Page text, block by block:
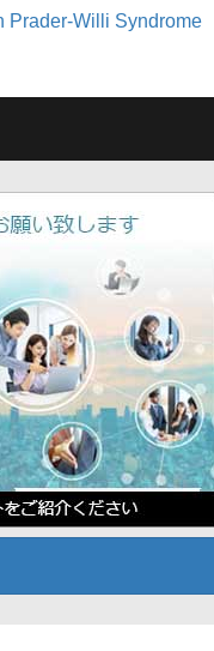
Prader-Willi Syndrome